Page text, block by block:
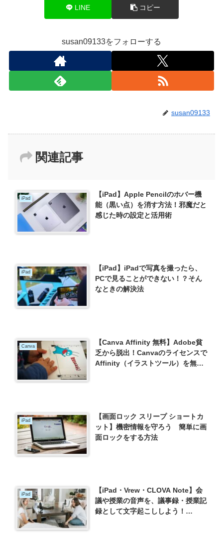
LINE コピー
susan09133をフォローする
susan09133
関連記事
iPad
【iPad】Apple Pencilのホバー機
能（黒い点）を消す方法！邪魔だと
感じた時の設定と活用術
iPad
【iPad】iPadで写真を撮ったら、
PCで見ることができない！？そん
なときの解決法
Canva
【Canva Affinity 無料】Adobe貧
乏から脱出！Canvaのライセンスで
Affinity（イラストツール）を無料
iPad
【画面ロック スリープ ショートカ
ット】機密情報を守ろう 簡単に画
面ロックをする方法
iPad
【iPad・Vrew・CLOVA Note】会
議や授業の音声を、議事録・授業記
録として文字起こししよう！